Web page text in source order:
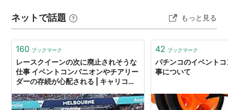
スタッフになるには、どんなスキルや資格が必要なので
しょうか？ また、展示会ス…
ネットで話題 もっと見る
160 ブックマーク
レースクイーンの次に廃止されそうな
仕事 イベントコンパニオンやチアリー
ダーの存続が心配される | キャリコネ
42 ブックマーク
パチンコのイベント
事について